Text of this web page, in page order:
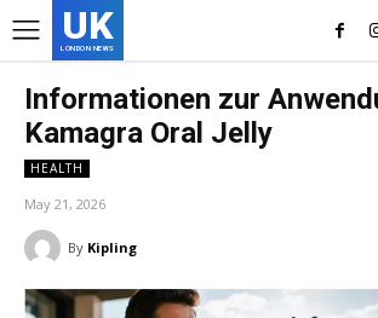
UK
LONDON NEWS
Informationen zur
Kamagra Oral Jelly
HEALTH
May 21, 2026
By Kipling